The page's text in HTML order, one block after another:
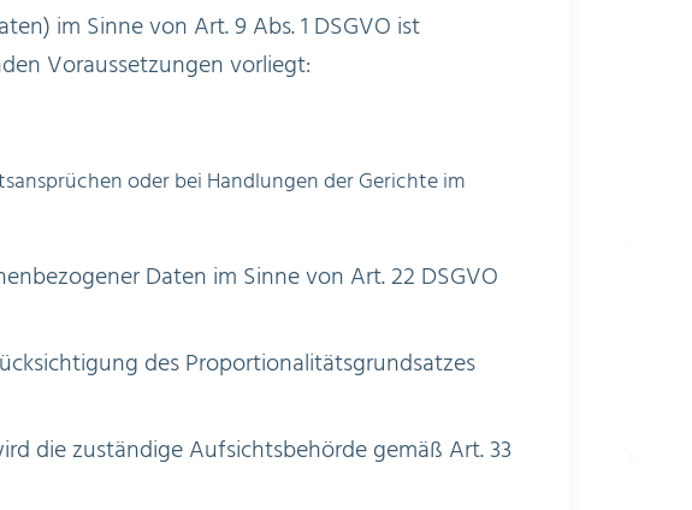
im Sinne von Art. 9 Abs. 1 DSGVO ist
Voraussetzungen vorliegt:
oder bei Handlungen der Gerichte im
Daten im Sinne von Art. 22 DSGVO
des Proportionalitätsgrundsatzes
die zuständige Aufsichtsbehörde gemäß Art. 33